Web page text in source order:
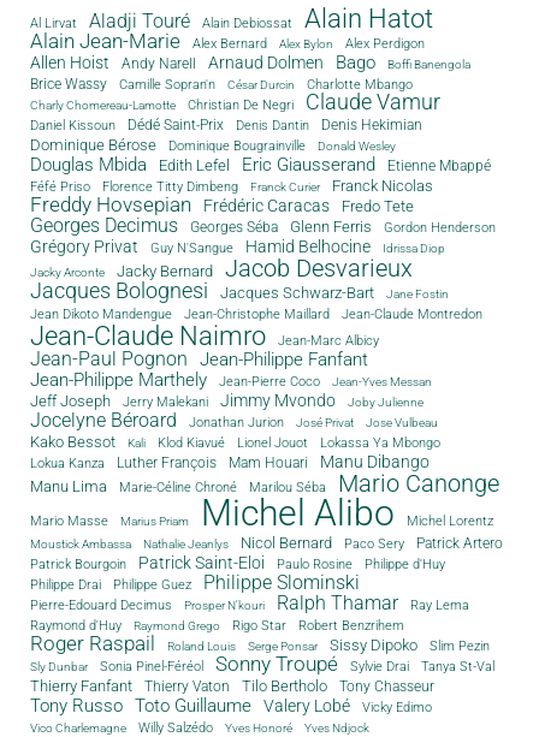
Al Lirvat Aladji Touré Alain Debiossat Alain Hatot
Alain Jean-Marie Alex Bernard Alex Bylon Alex Perdigon
Allen Hoist Andy Narell Arnaud Dolmen Bago Boffi Banengola
Brice Wassy Camille Sopran'n César Durcin Charlotte Mbango
Charly Chomereau-Lamotte Christian De Negri Claude Vamur
Daniel Kissoun Dédé Saint-Prix Denis Dantin Denis Hekimian
Dominique Bérose Dominique Bougrainville Donald Wesley
Douglas Mbida Edith Lefel Eric Giausserand Etienne Mbappé
Féfé Priso Florence Titty Dimbeng Franck Curier Franck Nicolas
Freddy Hovsepian Frédéric Caracas Fredo Tete
Georges Decimus Georges Séba Glenn Ferris Gordon Henderson
Grégory Privat Guy N'Sangue Hamid Belhocine
Idrissa Diop
Jacky Arconte
Jacky Bernard Jacob Desvarieux
Jacques Bolognesi Jacques Schwarz-Bart Jane Fostin
Jean Dikoto Mandengue Jean-Christophe Maillard Jean-Claude Montredon
Jean-Claude Naimro Jean-Marc Albicy
Jean-Paul Pognon
Jean-Philippe Fanfant
Jean-Philippe Marthely
Jean-Pierre Coco Jean-Yves Messan
Jeff Joseph Jerry Malekani Jimmy Mvondo Joby Julienne
Jocelyne Béroard Jonathan Jurion José Privat Jose Vulbeau
Kako Bessot Kali Klod Kiavué Lionel Jouot
Lokassa Ya Mbongo
Lokua Kanza
Luther François Mam Houari Manu Dibango
Manu Lima Marie-Céline Chroné Marilou Séba Mario Canonge
Mario Masse Marius Priam Michel Alibo Michel Lorentz
Moustick Ambassa Nathalie Jeanlys Nicol Bernard Paco Sery
Patrick Artero
Patrick Bourgoin
Patrick Saint-Eloi Paulo Rosine
Philippe d'Huy
Philippe Drai
Philippe Guez Philippe Slominski
Pierre-Edouard Decimus Prosper N'kouri Ralph Thamar
Ray Lema
Raymond d'Huy
Raymond Grego Rigo Star Robert Benzrihem
Roger Raspail Roland Louis Serge Ponsar Sissy Dipoko Slim Pezin
Sly Dunbar Sonia Pinel-Féréol Sonny Troupé Sylvie Drai Tanya St-Val
Thierry Fanfant Thierry Vaton Tilo Bertholo Tony Chasseur
Tony Russo Toto Guillaume Valery Lobé Vicky Edimo
Vico Charlemagne Willy Salzédo Yves Honoré Yves Ndjock